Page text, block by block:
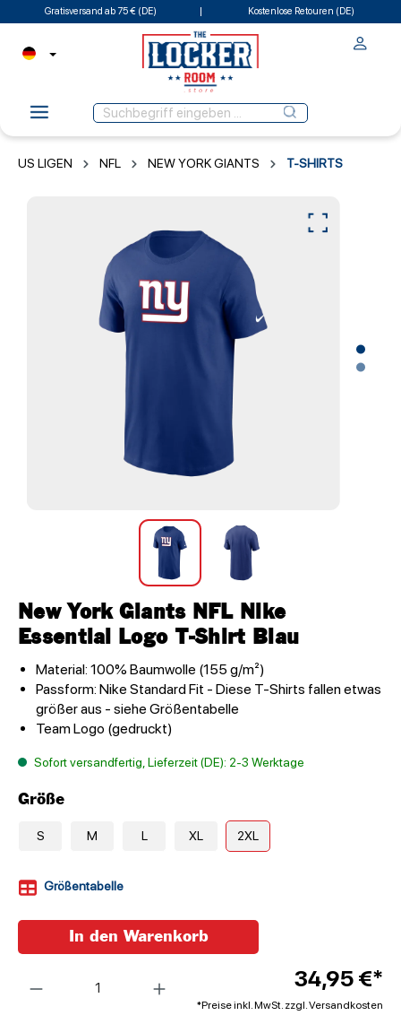
Gratisversand ab 75 € (DE) Kostenlose Retouren (DE)
US LIGEN NFL NEW YORK GIANTS T-SHIRTS
New York Giants NFL Nike
Essential Logo T-Shirt Blau
Material: 100% Baumwolle (155 g/m²)
Passform: Nike Standard Fit - Diese T-Shirts fallen etwas
größer aus - siehe Größentabelle
Team Logo (gedruckt)
Sofort versandfertig, Lieferzeit (DE): 2-3 Werktage
Größe
S M L XL 2XL
Größentabelle
34,95 €*
*Preise inkl. MwSt. zzgl. Versandkosten
In den Warenkorb